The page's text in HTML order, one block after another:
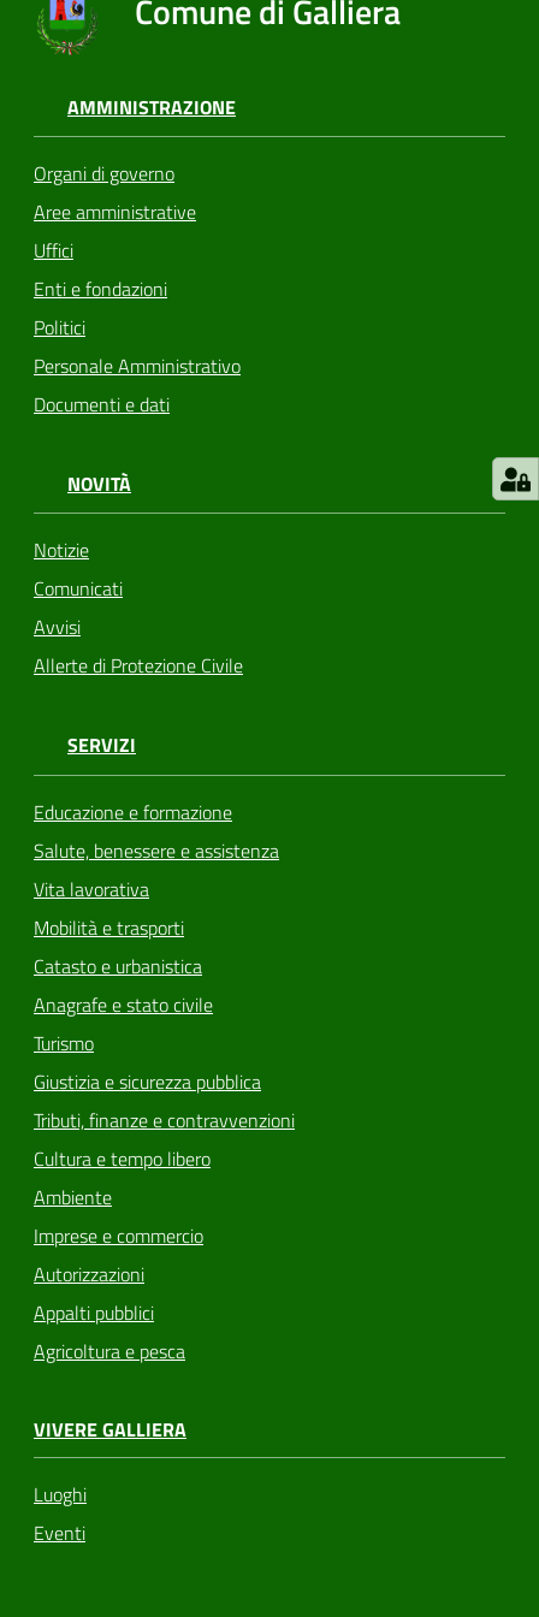
Comune di Galliera
AMMINISTRAZIONE
Organi di governo
Aree amministrative
Uffici
Enti e fondazioni
Politici
Personale Amministrativo
Documenti e dati
NOVITÀ
Notizie
Comunicati
Avvisi
Allerte di Protezione Civile
SERVIZI
Educazione e formazione
Salute, benessere e assistenza
Vita lavorativa
Mobilità e trasporti
Catasto e urbanistica
Anagrafe e stato civile
Turismo
Giustizia e sicurezza pubblica
Tributi, finanze e contravvenzioni
Cultura e tempo libero
Ambiente
Imprese e commercio
Autorizzazioni
Appalti pubblici
Agricoltura e pesca
VIVERE GALLIERA
Luoghi
Eventi